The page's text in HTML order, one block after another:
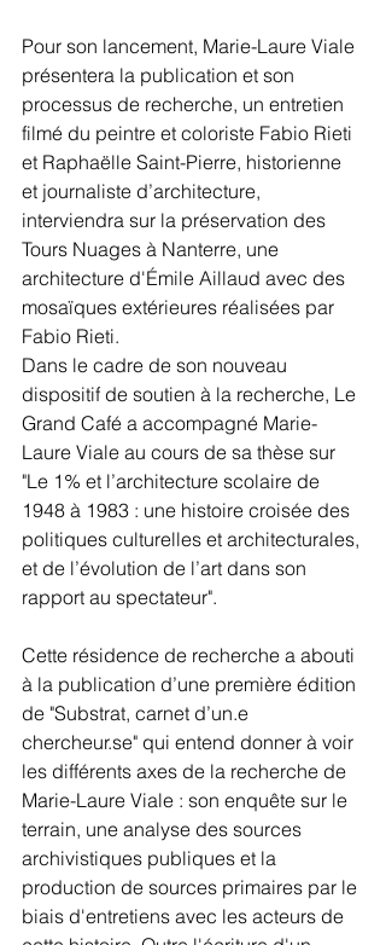
Pour son lancement, Marie-Laure Viale
présentera la publication et son
processus de recherche, un entretien
filmé du peintre et coloriste Fabio Rieti
et Raphaëlle Saint-Pierre, historienne
et journaliste d’architecture,
interviendra sur la préservation des
Tours Nuages à Nanterre, une
architecture d'Émile Aillaud avec des
mosaïques extérieures réalisées par
Fabio Rieti.
Dans le cadre de son nouveau
dispositif de soutien à la recherche, Le
Grand Café a accompagné Marie-
Laure Viale au cours de sa thèse sur
"Le 1% et l’architecture scolaire de
1948 à 1983 : une histoire croisée des
politiques culturelles et architecturales,
et de l’évolution de l’art dans son
rapport au spectateur".
Cette résidence de recherche a abouti
à la publication d’une première édition
de "Substrat, carnet d’un.e
chercheur.se" qui entend donner à voir
les différents axes de la recherche de
Marie-Laure Viale : son enquête sur le
terrain, une analyse des sources
archivistiques publiques et la
production de sources primaires par le
biais d'entretiens avec les acteurs de